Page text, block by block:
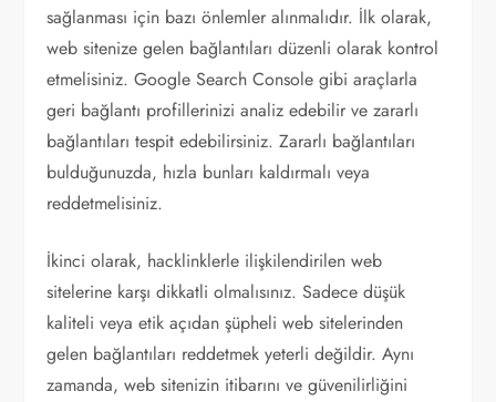
sağlanması için bazı önlemler alınmalıdır. İlk olarak,
web sitenize gelen bağlantıları düzenli olarak kontrol
etmelisiniz. Google Search Console gibi araçlarla
geri bağlantı profillerinizi analiz edebilir ve zararlı
bağlantıları tespit edebilirsiniz. Zararlı bağlantıları
bulduğunuzda, hızla bunları kaldırmalı veya
reddetmelisiniz.
İkinci olarak, hacklinklerle ilişkilendirilen web
sitelerine karşı dikkatli olmalısınız. Sadece düşük
kaliteli veya etik açıdan şüpheli web sitelerinden
gelen bağlantıları reddetmek yeterli değildir. Aynı
zamanda, web sitenizin itibarını ve güvenilirliğini